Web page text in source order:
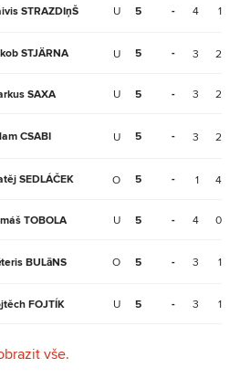
STRAZDIņŠ U 5 - 4 1
STJÄRNA U 5 - 3 2
SAXA U 5 - 3 2
CSABI U 5 - 3 2
SEDLÁČEK O 5 - 1 4
TOBOLA U 5 - 4 0
BULāNS O 5 - 3 1
FOJTÍK U 5 - 3 1
vše.